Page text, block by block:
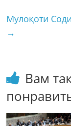
Мулоқоти
→
Вам